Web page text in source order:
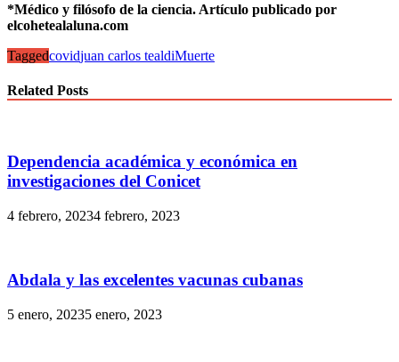
*Médico y filósofo de la ciencia. Artículo publicado por
elcohetealaluna.com
Taggedcovidjuan carlos tealdiMuerte
Related Posts
Dependencia académica y económica en
investigaciones del Conicet
4 febrero, 20234 febrero, 2023
Abdala y las excelentes vacunas cubanas
5 enero, 20235 enero, 2023